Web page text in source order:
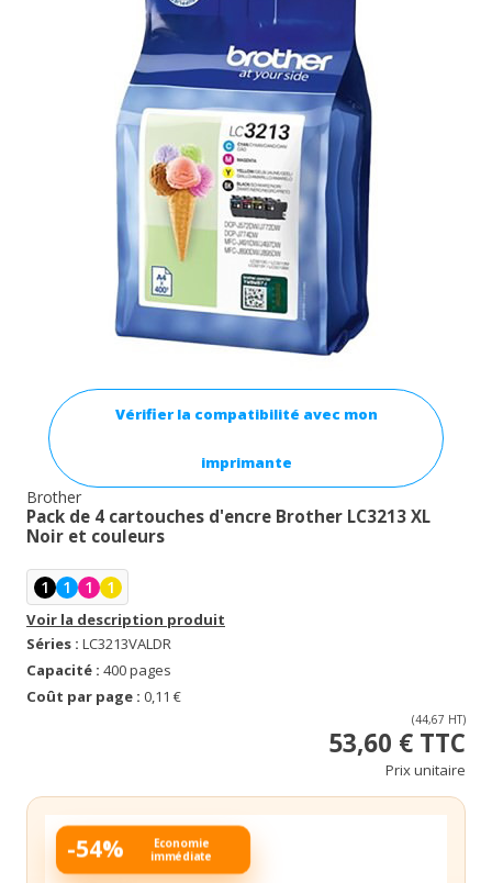
Vérifier la compatibilité avec mon
imprimante
Brother
Pack de 4 cartouches d'encre Brother LC3213 XL
Noir et couleurs
1 1 1 1
Voir la description produit
Séries : LC3213VALDR
Capacité : 400 pages
Coût par page : 0,11 €
(44,67 HT)
53,60 € TTC
Prix unitaire
-54%
Economie
immédiate